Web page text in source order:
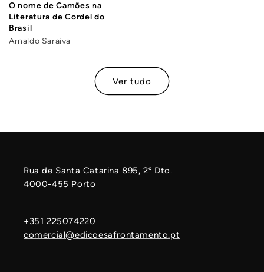
O nome de Camões na
Literatura de Cordel do
Brasil
Arnaldo Saraiva
Ver tudo
Rua de Santa Catarina 895, 2º Dto.
4000-455 Porto
+351 225074220
comercial@edicoesafrontamento.pt